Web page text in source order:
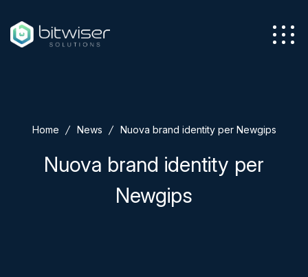
Servizi
Home News Nuova brand identity per Newgips
Nuova brand identity per
Newgips